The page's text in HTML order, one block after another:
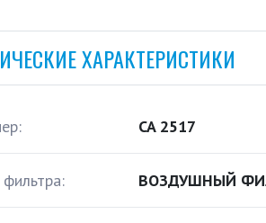
ХАРАКТЕРИСТИКИ
CA 2517
ВОЗДУШНЫЙ